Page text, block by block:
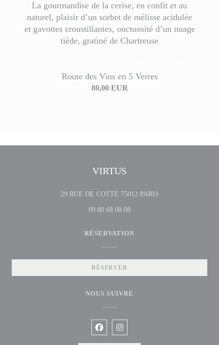
La gourmandise de la cerise, en confit et au
naturel, plaisir d’un sorbet de mélisse acidulée
et gavottes croustillantes, onctuosité d’un nuage
tiède, gratiné de Chartreuse
Route des Vins en 5 Verres
80,00 EUR
VIRTUS
29 RUE DE COTTE 75012 PARIS((ouvre une nouvelle
09 80 68 08 08
RÉSERVATION
RÉSERVER
NOUS SUIVRE
Facebook ((ouvre une nouvelle
Instagram ((ouvre une nouvelle